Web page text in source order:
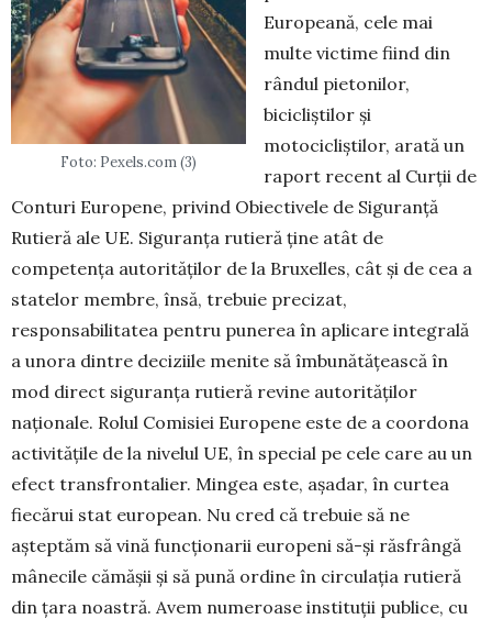
Foto: Pexels.com (3)
Europeană, cele mai
multe victime fiind din
rândul pietonilor,
bicicliștilor și
motocicliștilor, arată un
raport recent al Curții de
Conturi Europene, privind Obiectivele de Siguranță
Rutieră ale UE. Siguranța rutieră ține atât de
competența autorităților de la Bruxelles, cât și de cea a
statelor membre, însă, trebuie precizat,
responsabilitatea pentru punerea în aplicare integrală
a unora dintre deciziile menite să îmbunătățească în
mod direct siguranța rutieră revine autorităților
naționale. Rolul Comisiei Europene este de a coordona
activitățile de la nivelul UE, în special pe cele care au un
efect transfrontalier. Mingea este, așadar, în curtea
fiecărui stat european. Nu cred că trebuie să ne
așteptăm să vină funcționarii europeni să-și răsfrângă
mânecile cămășii și să pună ordine în circulația rutieră
din țara noastră. Avem numeroase instituții publice, cu